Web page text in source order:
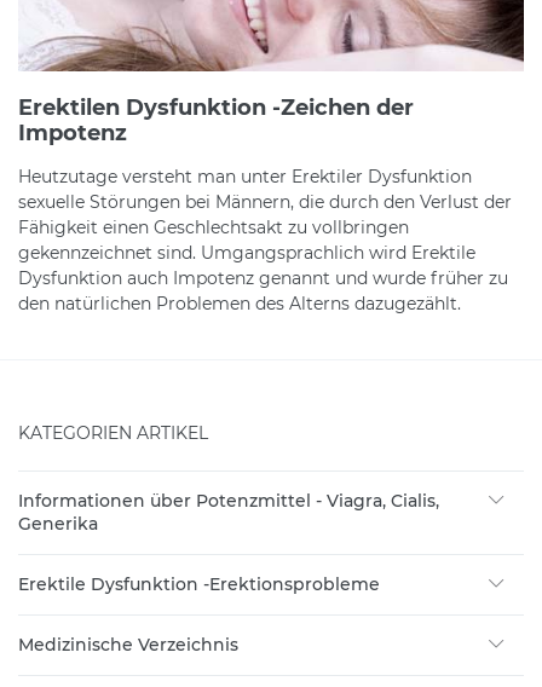
Erektilen Dysfunktion -Zeichen der
Impotenz
Heutzutage versteht man unter Erektiler Dysfunktion
sexuelle Störungen bei Männern, die durch den Verlust der
Fähigkeit einen Geschlechtsakt zu vollbringen
gekennzeichnet sind. Umgangsprachlich wird Erektile
Dysfunktion auch Impotenz genannt und wurde früher zu
den natürlichen Problemen des Alterns dazugezählt.
KATEGORIEN ARTIKEL
Informationen über Potenzmittel - Viagra, Cialis,
Generika
Erektile Dysfunktion -Erektionsprobleme
Medizinische Verzeichnis